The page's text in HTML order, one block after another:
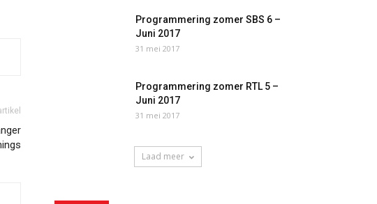
Programmering zomer SBS 6 –
Juni 2017
31 mei 2017
Programmering zomer RTL 5 –
Juni 2017
31 mei 2017
Laad meer